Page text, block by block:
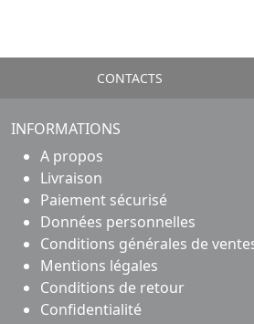
CONTACTS
INFORMATIONS
A propos
Livraison
Paiement sécurisé
Données personnelles
Conditions générales de
Mentions légales
Conditions de retour
Confidentialité